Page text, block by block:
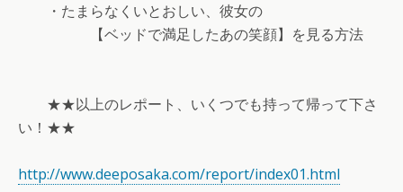
・たまらなくいとおしい、彼女の
【ベッドで満足したあの笑顔】を見る方法
★★以上のレポート、いくつでも持って帰って下さ
い！★★
http://www.deeposaka.com/report/index01.html